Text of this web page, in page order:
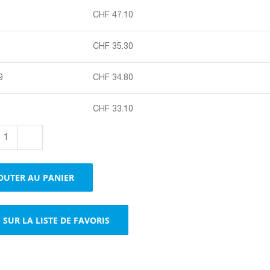
CHF 47.10
CHF 35.30
CHF 34.80
CHF 33.10
de
remplissage
en
polystyrène
AU PANIER
SUR LA LISTE DE FAVORIS